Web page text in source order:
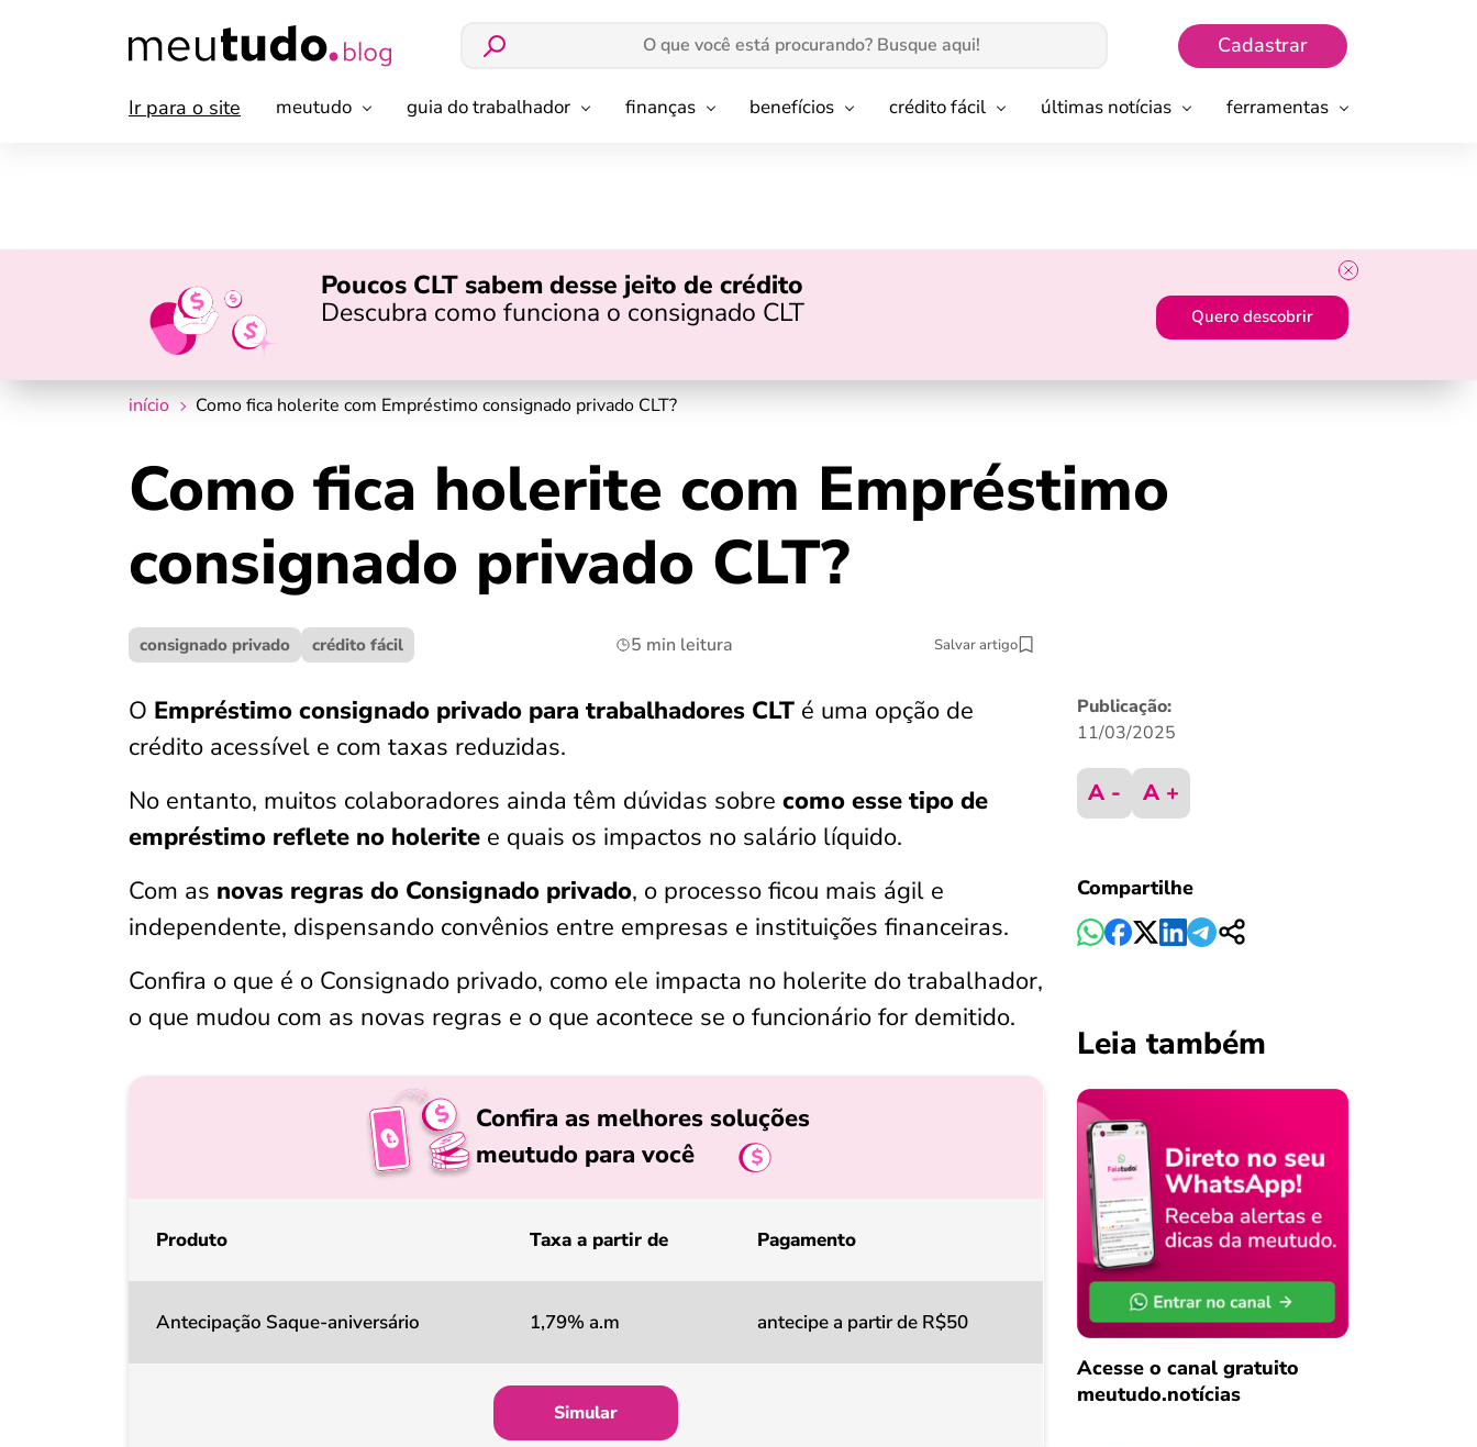
Cadastrar
Ir para o site meutudo guia do trabalhador finanças benefícios crédito fácil últimas notícias ferramentas
Poucos CLT sabem desse jeito de crédito
Descubra como funciona o consignado CLT
Quero descobrir
início Como fica holerite com Empréstimo consignado privado CLT?
Como fica holerite com Empréstimo
consignado privado CLT?
consignado privado crédito fácil 5 min leitura Salvar artigo
O Empréstimo consignado privado para trabalhadores CLT é uma opção de
crédito acessível e com taxas reduzidas.
No entanto, muitos colaboradores ainda têm dúvidas sobre como esse tipo de
empréstimo reflete no holerite e quais os impactos no salário líquido.
Com as novas regras do Consignado privado, o processo ficou mais ágil e
independente, dispensando convênios entre empresas e instituições financeiras.
Confira o que é o Consignado privado, como ele impacta no holerite do trabalhador,
o que mudou com as novas regras e o que acontece se o funcionário for demitido.
Confira as melhores soluções
meutudo para você
Produto Taxa a partir de Pagamento
Antecipação Saque-aniversário 1,79% a.m antecipe a partir de R$50
Simular
Publicação:
11/03/2025
A - A +
Compartilhe
Leia também
Acesse o canal gratuito
meutudo.notícias